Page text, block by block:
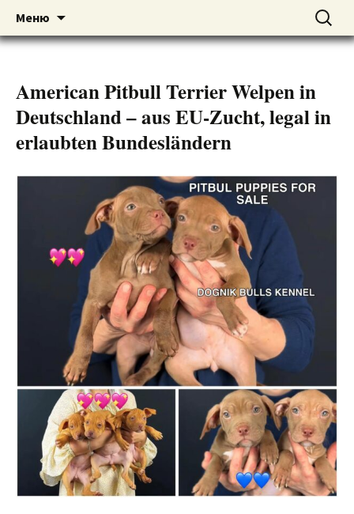
DOGNIK BULLS
American pitbull terrier kennel DOGNIK
BULLS Europe. ADBA registered. APBT
Меню
содержимому
Найти:
American Pitbull Terrier Welpen in
Deutschland – aus EU-Zucht, legal in
erlaubten Bundesländern